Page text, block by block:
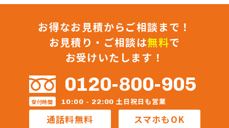
株式会社渡辺商店
株式会社東京水沢商店 狭山営業所
株式会社東武商会
株式会社奈良屋燃料
株式会社内田商店 朝霞営業所
株式会社内田商店 鶴ヶ島営業所
株式会社日光溶材
株式会社豊田設備
株式会社木村周作商店
お得なお見積からご相談まで！
お見積り・ご相談は無料で
お受けいたします！
0120-800-905
受付時間 10:00 - 22:00 土日祝日も営業
通話料無料 スマホもOK